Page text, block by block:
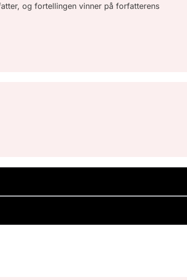
og fortellingen vinner på forfatterens